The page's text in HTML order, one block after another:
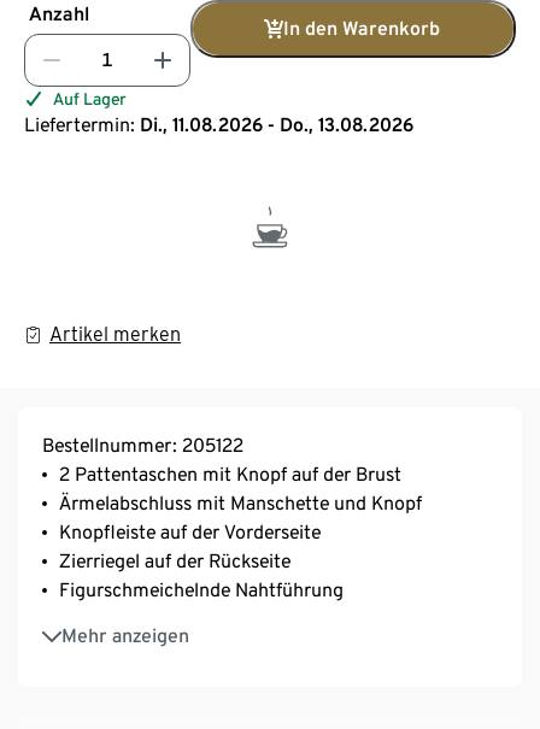
Anzahl
In den Warenkorb
Auf Lager
Liefertermin: Di., 11.08.2026 - Do., 13.08.2026
Artikel merken
Bestellnummer: 205122
2 Pattentaschen mit Knopf auf der Brust
Ärmelabschluss mit Manschette und Knopf
Knopfleiste auf der Vorderseite
Zierriegel auf der Rückseite
Figurschmeichelnde Nahtführung
Mehr anzeigen
Mit Elasthan: formbeständig, perfekter Sitz, hoher
Tragekomfort